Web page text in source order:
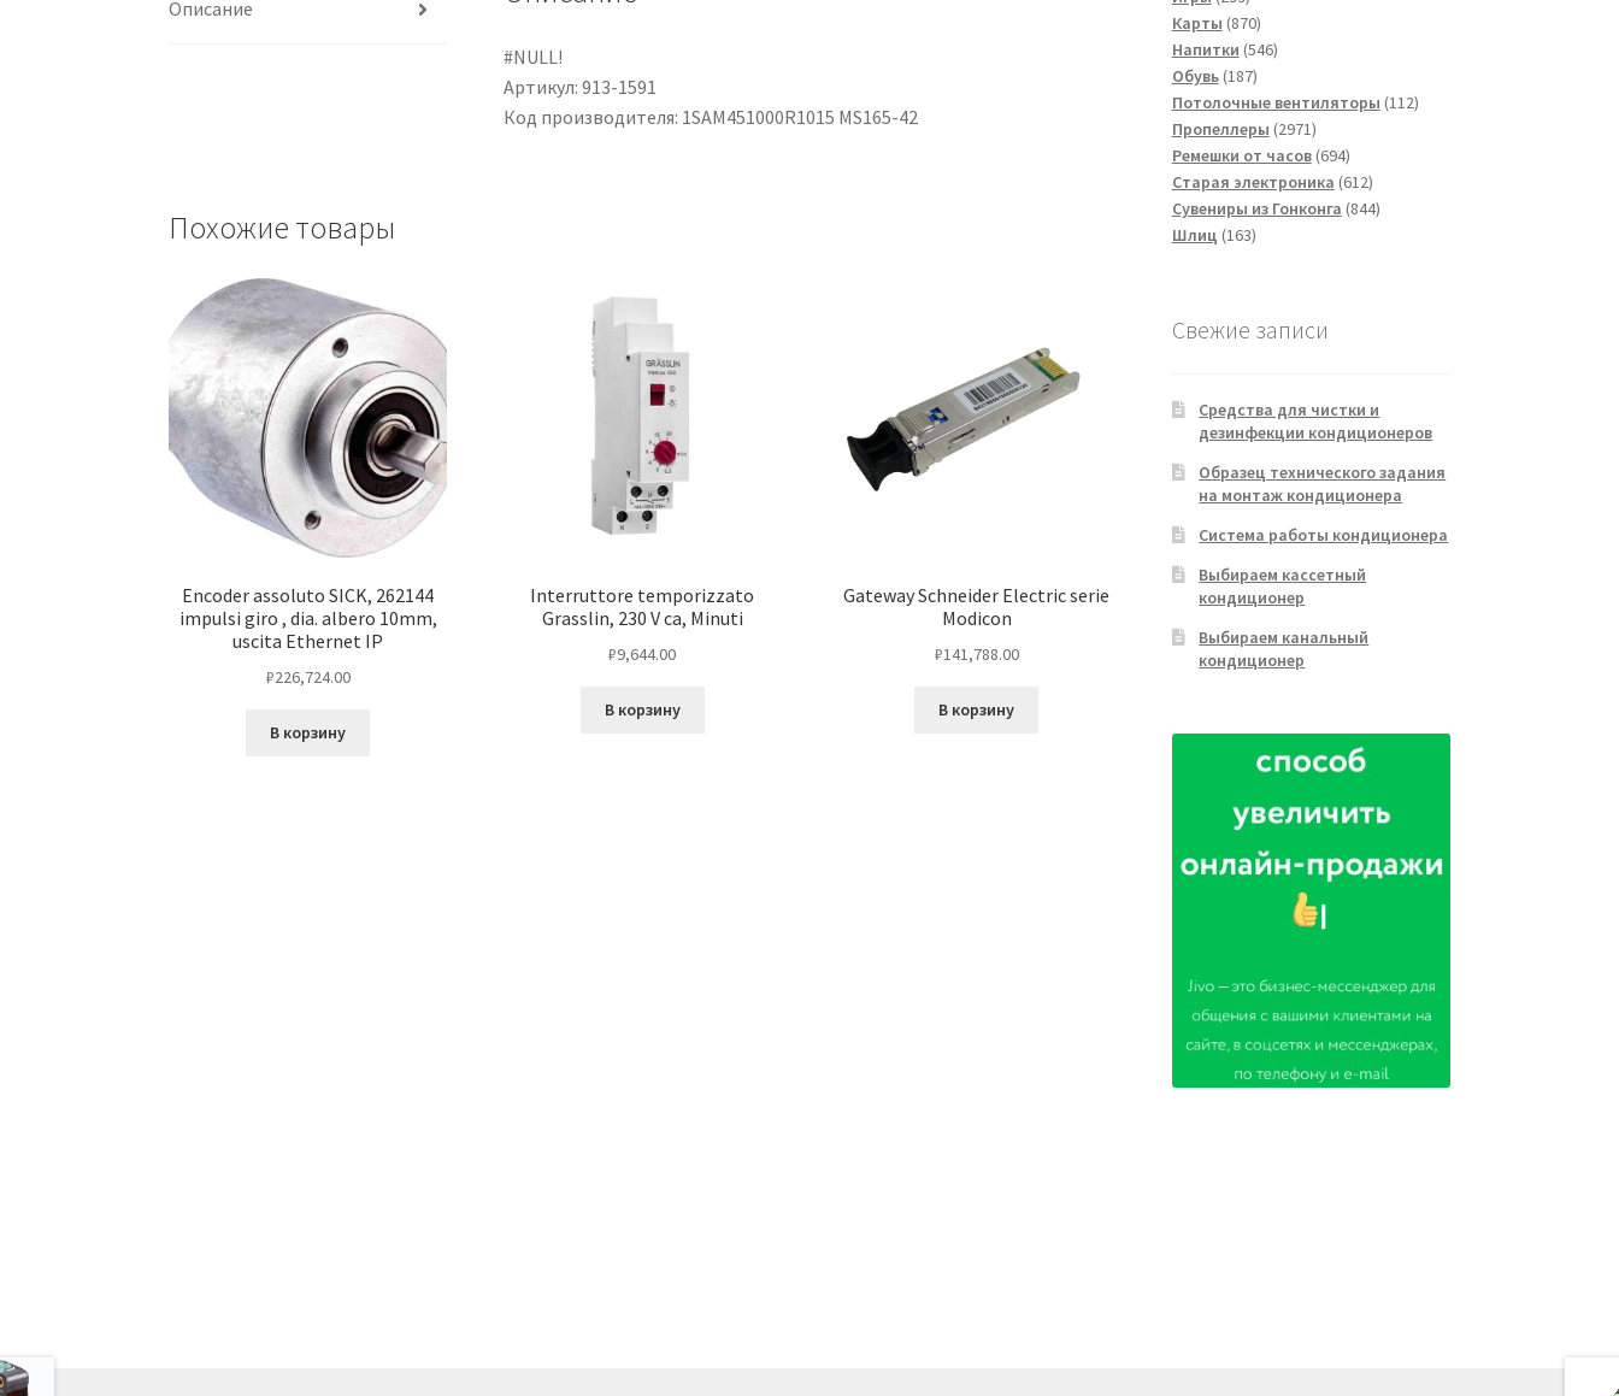
Описание
#NULL!
Артикул: 913-1591
Код производителя: 1SAM451000R1015 MS165-42
Похожие товары
Encoder assoluto SICK, 262144
impulsi giro , dia. albero 10mm,
uscita Ethernet IP
₽226,724.00
В корзину
Interruttore temporizzato
Grasslin, 230 V ca, Minuti
₽9,644.00
В корзину
Gateway Schneider Electric serie
Modicon
₽141,788.00
В корзину
товаров
Карты 870870
товаров
Напитки 546546
Обувь 187187
товаров
Потолочные вентиляторы 112112
Пропеллеры 29712971
товар
Ремешки от часов 694694
товара
Старая электроника 612612
товаров
Сувениры из Гонконга 844844
Шлиц 163163
Свежие записи
Средства для чистки и
дезинфекции кондиционеров
Образец технического задания
на монтаж кондиционера
Система работы кондиционера
Выбираем кассетный
кондиционер
Выбираем канальный
кондиционер